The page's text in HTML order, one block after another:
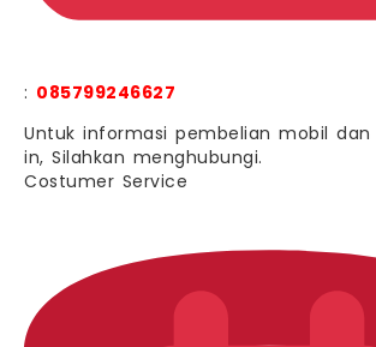
: 085799246627
Untuk informasi pembelian mobil
in, Silahkan menghubungi.
Costumer Service